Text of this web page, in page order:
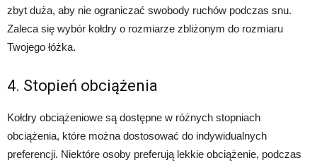
zbyt duża, aby nie ograniczać swobody ruchów podczas snu.
Zaleca się wybór kołdry o rozmiarze zbliżonym do rozmiaru
Twojego łóżka.
4. Stopień obciążenia
Kołdry obciążeniowe są dostępne w różnych stopniach
obciążenia, które można dostosować do indywidualnych
preferencji. Niektóre osoby preferują lekkie obciążenie, podczas